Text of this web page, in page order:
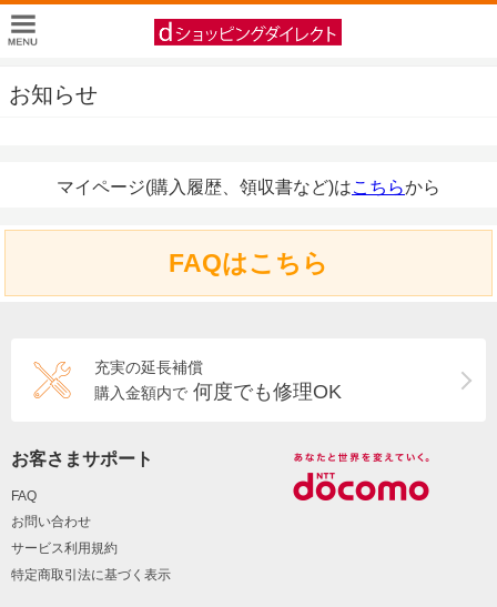
お知らせ
マイページ(購入履歴、領収書など)はこちらから
FAQはこちら
充実の延長補償
購入金額内で 何度でも修理OK
お客さまサポート
FAQ
お問い合わせ
サービス利用規約
特定商取引法に基づく表示